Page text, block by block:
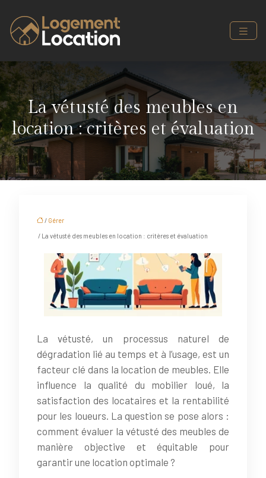
La vétusté des meubles en
location : critères et évaluation
/ Gérer
/ La vétusté des meubles en location : critères et évaluation
La vétusté, un processus naturel de
dégradation lié au temps et à l’usage, est un
facteur clé dans la location de meubles. Elle
influence la qualité du mobilier loué, la
satisfaction des locataires et la rentabilité
pour les loueurs. La question se pose alors :
comment évaluer la vétusté des meubles de
manière objective et équitable pour
garantir une location optimale ?